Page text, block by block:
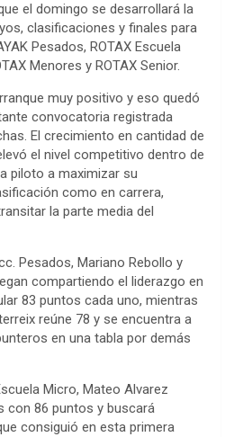
el domingo se desarrollará la
clasificaciones y finales para
Pesados, ROTAX Escuela
Menores y ROTAX Senior.
muy positivo y eso quedó
convocatoria registrada
El crecimiento en cantidad de
el nivel competitivo dentro de
piloto a maximizar su
como en carrera,
la parte media del
Pesados, Mariano Rebollo y
compartiendo el liderazgo en
83 puntos cada uno, mientras
reúne 78 y se encuentra a
en una tabla por demás
Micro, Mateo Alvarez
con 86 puntos y buscará
consiguió en esta primera